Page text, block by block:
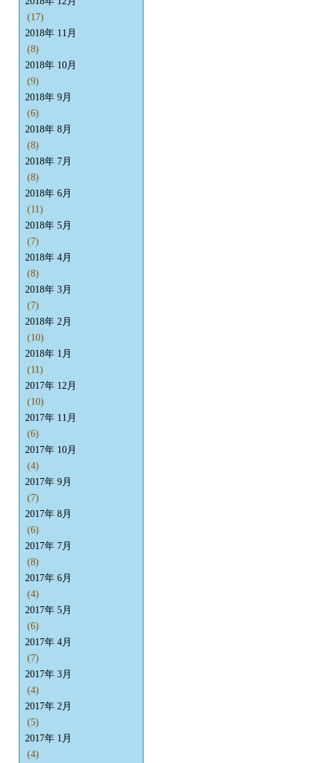
(17)
2018年 11月
(8)
2018年 10月
(9)
2018年 9月
(6)
2018年 8月
(8)
2018年 7月
(8)
2018年 6月
(11)
2018年 5月
(7)
2018年 4月
(8)
2018年 3月
(7)
2018年 2月
(10)
2018年 1月
(11)
2017年 12月
(10)
2017年 11月
(6)
2017年 10月
(4)
2017年 9月
(7)
2017年 8月
(6)
2017年 7月
(8)
2017年 6月
(4)
2017年 5月
(6)
2017年 4月
(7)
2017年 3月
(4)
2017年 2月
(5)
2017年 1月
(4)